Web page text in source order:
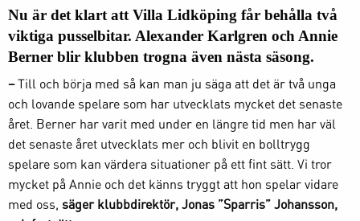
Nu är det klart att Villa Lidköping får behålla två
viktiga pusselbitar. Alexander Karlgren och Annie
Berner blir klubben trogna även nästa säsong.
–Till och börja med så kan man ju säga att det är två unga
och lovande spelare som har utvecklats mycket det senaste
året. Berner har varit med under en längre tid men har väl
det senaste året utvecklats mer och blivit en bolltrygg
spelare som kan värdera situationer på ett fint sätt. Vi tror
mycket på Annie och det känns tryggt att hon spelar vidare
med oss, säger klubbdirektör, Jonas ”Sparris” Johansson,